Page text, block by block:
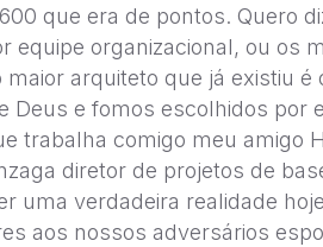
que era de pontos. Quero
organizacional, ou os
arquiteto que já existiu
e fomos escolhidos por
trabalha comigo meu amigo
diretor de projetos de
uma verdadeira realidade
aos nossos adversários